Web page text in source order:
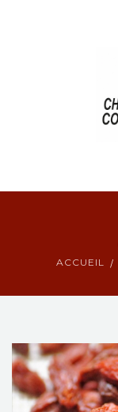
NOS ACTIONS
CONTACT
ACCUEIL